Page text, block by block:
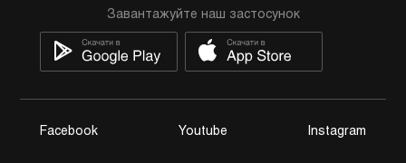
Завантажуйте наш застосунок
Facebook Youtube Instagram